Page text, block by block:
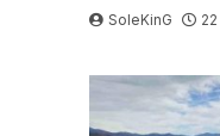
SoleKinG